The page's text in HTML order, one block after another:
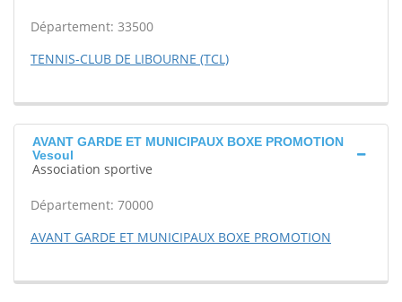
Département: 33500
TENNIS-CLUB DE LIBOURNE (TCL)
AVANT GARDE ET MUNICIPAUX BOXE PROMOTION
Vesoul
Association sportive
Département: 70000
AVANT GARDE ET MUNICIPAUX BOXE PROMOTION